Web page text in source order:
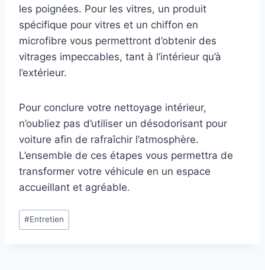
les poignées. Pour les vitres, un produit
spécifique pour vitres et un chiffon en
microfibre vous permettront d’obtenir des
vitrages impeccables, tant à l’intérieur qu’à
l’extérieur.
Pour conclure votre nettoyage intérieur,
n’oubliez pas d’utiliser un désodorisant pour
voiture afin de rafraîchir l’atmosphère.
L’ensemble de ces étapes vous permettra de
transformer votre véhicule en un espace
accueillant et agréable.
Étiquettes
de
#Entretien